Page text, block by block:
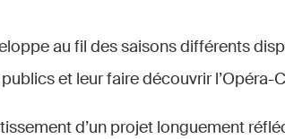
au fil des saisons différents
et leur faire découvrir l’Opéra-
d’un projet longuement